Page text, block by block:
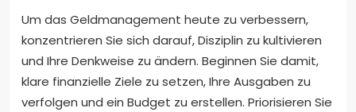
Um das Geldmanagement heute zu verbessern,
konzentrieren Sie sich darauf, Disziplin zu kultivieren
und Ihre Denkweise zu ändern. Beginnen Sie damit,
klare finanzielle Ziele zu setzen, Ihre Ausgaben zu
verfolgen und ein Budget zu erstellen. Priorisieren Sie